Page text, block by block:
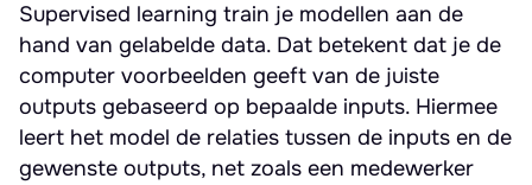
Supervised learning train je modellen aan de
hand van gelabelde data. Dat betekent dat je de
computer voorbeelden geeft van de juiste
outputs gebaseerd op bepaalde inputs. Hiermee
leert het model de relaties tussen de inputs en de
gewenste outputs, net zoals een medewerker